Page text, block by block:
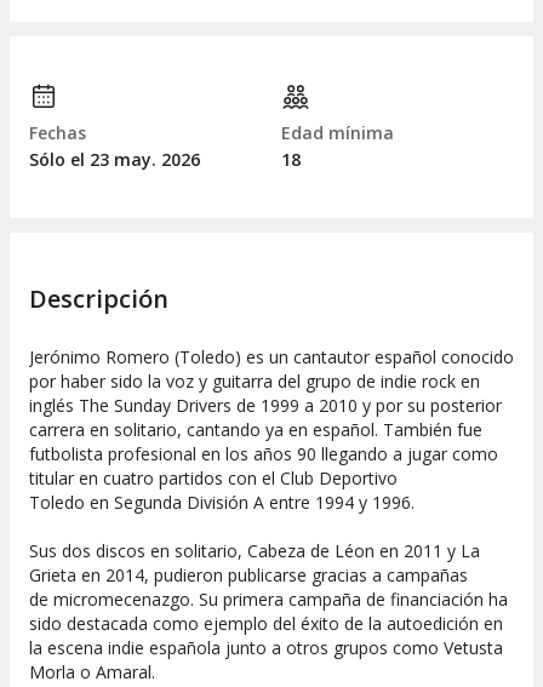
Fechas
Sólo el 23 may. 2026
Edad mínima
18
Descripción
Jerónimo Romero (Toledo) es un cantautor español conocido
por haber sido la voz y guitarra del grupo de indie rock en
inglés The Sunday Drivers de 1999 a 2010 y por su posterior
carrera en solitario, cantando ya en español. También fue
futbolista profesional en los años 90 llegando a jugar como
titular en cuatro partidos con el Club Deportivo
Toledo en Segunda División A entre 1994 y 1996.
Sus dos discos en solitario, Cabeza de Léon en 2011 y La
Grieta en 2014, pudieron publicarse gracias a campañas
de micromecenazgo. Su primera campaña de financiación ha
sido destacada como ejemplo del éxito de la autoedición en
la escena indie española junto a otros grupos como Vetusta
Morla o Amaral.